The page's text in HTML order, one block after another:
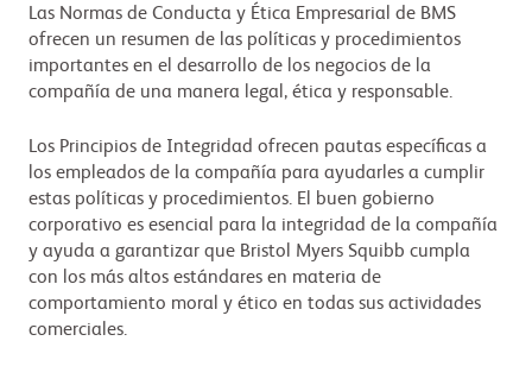
Las Normas de Conducta y Ética Empresarial de BMS
ofrecen un resumen de las políticas y procedimientos
importantes en el desarrollo de los negocios de la
compañía de una manera legal, ética y responsable.
Los Principios de Integridad ofrecen pautas específicas a
los empleados de la compañía para ayudarles a cumplir
estas políticas y procedimientos. El buen gobierno
corporativo es esencial para la integridad de la compañía
y ayuda a garantizar que Bristol Myers Squibb cumpla
con los más altos estándares en materia de
comportamiento moral y ético en todas sus actividades
comerciales.